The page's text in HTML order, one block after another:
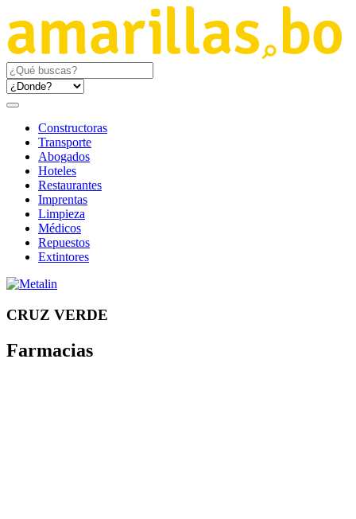
Constructoras
Transporte
Abogados
Hoteles
Restaurantes
Imprentas
Limpieza
Médicos
Repuestos
Extintores
CRUZ VERDE
Farmacias